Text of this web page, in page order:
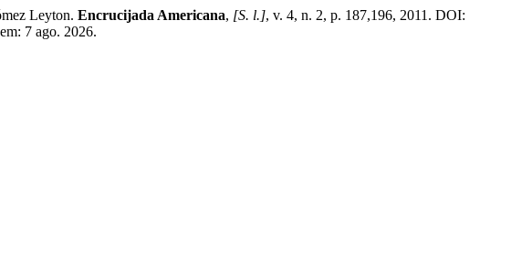
Leyton. Encrucijada Americana, [S. l.], v. 4, n. 2, p. 187,196, 2011. DOI:
7 ago. 2026.